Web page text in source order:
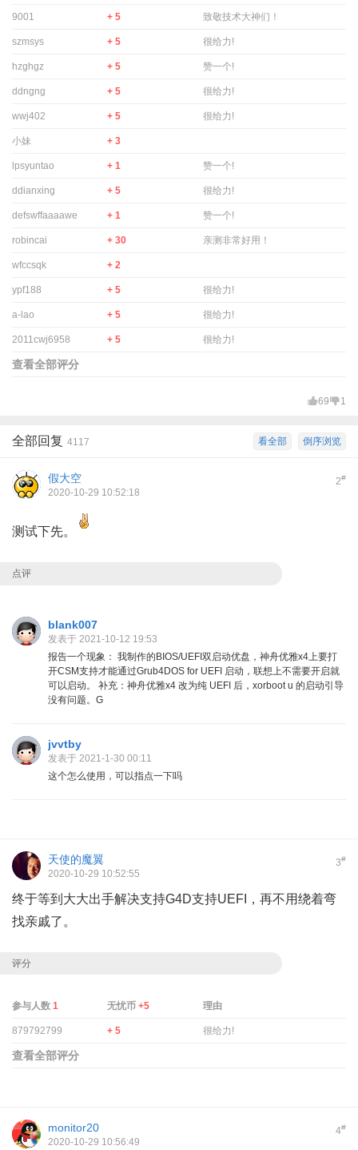
9001 + 5 致敬技术大神们！
szmsys + 5 很给力!
hzghgz + 5 赞一个!
ddngng + 5 很给力!
wwj402 + 5 很给力!
小妹 + 3
lpsyuntao + 1 赞一个!
ddianxing + 5 很给力!
defswffaaaawe + 1 赞一个!
robincai + 30 亲测非常好用！
wfccsqk + 2
ypf188 + 5 很给力!
a-lao + 5 很给力!
2011cwj6958 + 5 很给力!
查看全部评分
69 1
倒序浏览
看全部
全部回复 4117
2#
假大空
2020-10-29 10:52:18
测试下先。
点评
blank007
发表于 2021-10-12 19:53
报告一个现象： 我制作的BIOS/UEFI双启动优盘，神舟优雅x4上要打
开CSM支持才能通过Grub4DOS for UEFI 启动，联想上不需要开启就
可以启动。 补充：神舟优雅x4 改为纯 UEFI 后，xorboot u 的启动引导
没有问题。G
jvvtby
发表于 2021-1-30 00:11
这个怎么使用，可以指点一下吗
3#
天使的魔翼
2020-10-29 10:52:55
终于等到大大出手解决支持G4D支持UEFI，再不用绕着弯
找亲戚了。
评分
参与人数 1 无忧币+5 理由
879792799 + 5 很给力!
查看全部评分
4#
monitor20
2020-10-29 10:56:49